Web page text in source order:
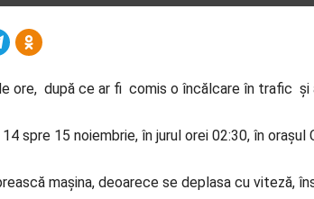
ore, după ce ar fi comis o încălcare în trafic
spre 15 noiembrie, în jurul orei 02:30, în orașul
mașina, deoarece se deplasa cu viteză,